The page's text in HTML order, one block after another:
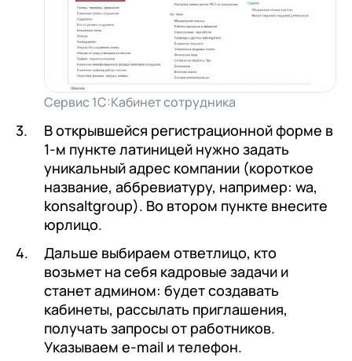
Сервис 1С:Кабинет сотрудника
В открывшейся регистрационной форме в
1-м пункте латиницей нужно задать
уникальный адрес компании (короткое
название, аббревиатуру, например: wa,
konsaltgroup). Во втором пункте внесите
юрлицо.
Дальше выбираем ответлицо, кто
возьмет на себя кадровые задачи и
станет админом: будет создавать
кабинеты, рассылать приглашения,
получать запросы от работников.
Указываем e-mail и телефон.